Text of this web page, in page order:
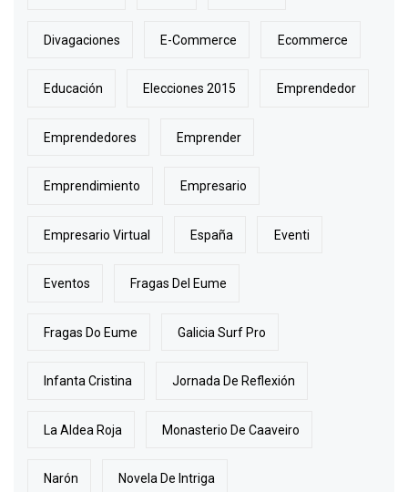
Divagaciones E-Commerce Ecommerce
Educación Elecciones 2015 Emprendedor
Emprendedores Emprender
Emprendimiento Empresario
Empresario Virtual España Eventi
Eventos Fragas Del Eume
Fragas Do Eume Galicia Surf Pro
Infanta Cristina Jornada De Reflexión
La Aldea Roja Monasterio De Caaveiro
Narón Novela De Intriga